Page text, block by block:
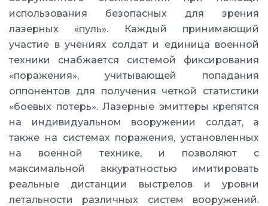
использования безопасных для зрения
лазерных «пуль». Каждый принимающий
участие в учениях солдат и единица военной
техники снабжается системой фиксирования
«поражения», учитывающей попадания
оппонентов для получения четкой статистики
«боевых потерь». Лазерные эмиттеры крепятся
на индивидуальном вооружении солдат, а
также на системах поражения, установленных
на военной технике, и позволяют с
максимальной аккуратностью имитировать
реальные дистанции выстрелов и уровни
летальности различных систем вооружений.